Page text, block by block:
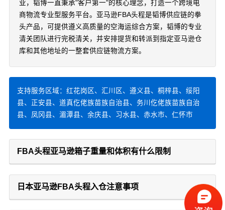
业，韬博一直秉承"客户第一"的核心理念，打造一个跨境电
商物流专业型服务平台。亚马逊FBA头程是韬博供应链的拳
头产品，可提供遵义高质量的空海运综合方案，韬博的专业
清关团队进行完税清关，并安排提货和转派到指定亚马逊仓
库和其他地址的一整套供应链物流方案。
支持服务区域：红花岗区、汇川区、遵义县、桐梓县、绥阳
县、正安县、道真仡佬族苗族自治县、务川仡佬族苗族自治
县、凤冈县、湄潭县、余庆县、习水县、赤水市、仁怀市
FBA头程亚马逊箱子重量和体积有什么限制
日本亚马逊FBA头程入仓注意事项